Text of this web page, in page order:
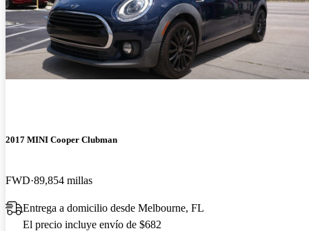
2017 MINI Cooper Clubman
FWD 89,854 millas
Entrega a domicilio desde Melbourne, FL
El precio incluye envío de $682